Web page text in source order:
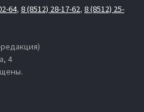
64, 8 (8512) 28-17-62, 8 (8512) 25-
4